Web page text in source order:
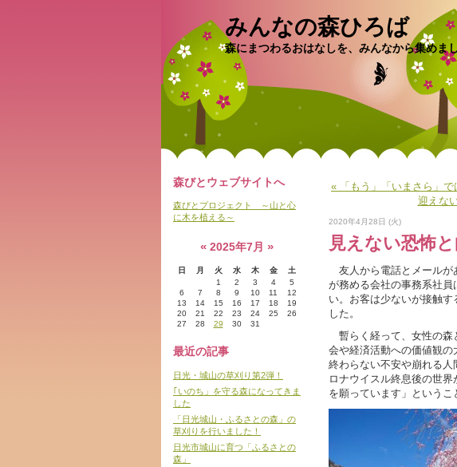
みんなの森ひろば
森にまつわるおはなしを、みんなから集めま
森びとウェブサイトへ
森びとプロジェクト ～山と心
に木を植える～
« 2025年7月 »
日 月 火 水 木 金
土
1
2 3 4
5
6
7 8 9 10 11
12
13
14 15 16 17 18
19
20
21 22 23 24 25
26
27
28 29 30 31
最近の記事
日光・城山の草刈り第2弾！
｢いのち」を守る森になってきま
した
「日光城山・ふるさとの森」の
草刈りを行いました！
日光市城山に育つ「ふるさとの
森」
« 「もう」「いまさら」
迎えな
2020年4月28日 (火)
見えない恐怖
友人から電話とメールが
が務める会社の事務系社
い。お客は少ないが接触
した。
暫らく経って、女性の森
会や経済活動への価値観
終わらない不安や崩れる
ロナウイスル終息後の世
を願っています」というこ